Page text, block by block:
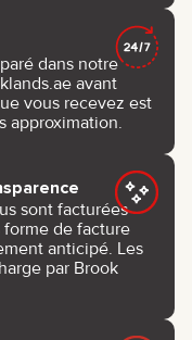
dans notre
avant
vous recevez est
approximation.
sont facturées
forme de facture
anticipé. Les
par Brook